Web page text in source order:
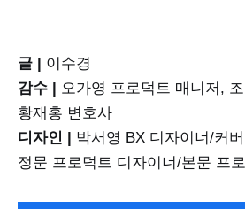
글 |
이수경
감수 |
오가영 프로덕트 매니저,
황재홍 변호사
디자인 |
박서영 BX 디자이너/커버
정문 프로덕트 디자이너/본문 프